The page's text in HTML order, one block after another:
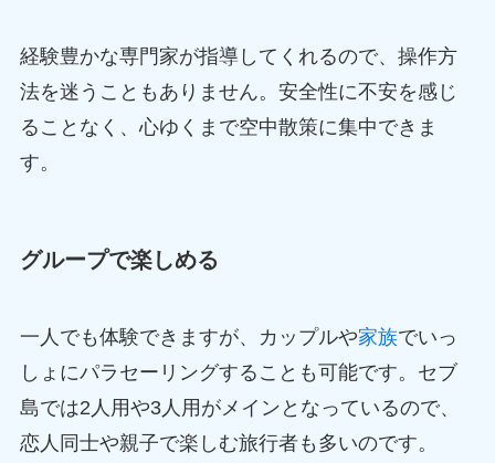
経験豊かな専門家が指導してくれるので、操作方
法を迷うこともありません。安全性に不安を感じ
ることなく、心ゆくまで空中散策に集中できま
す。
グループで楽しめる
一人でも体験できますが、カップルや家族でいっ
しょにパラセーリングすることも可能です。セブ
島では2人用や3人用がメインとなっているので、
恋人同士や親子で楽しむ旅行者も多いのです。